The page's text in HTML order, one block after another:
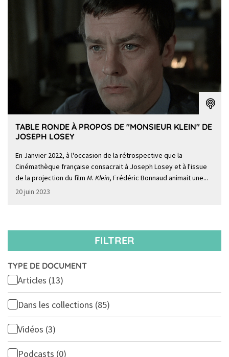
TABLE RONDE À PROPOS DE "MONSIEUR KLEIN" DE
JOSEPH LOSEY
En Janvier 2022, à l'occasion de la rétrospective que la
Cinémathèque française consacrait à Joseph Losey et à l'issue
de la projection du film M. Klein, Frédéric Bonnaud animait une...
20 juin 2023
FILTRER
TYPE DE DOCUMENT
Articles (13)
Dans les collections (85)
Vidéos (3)
Podcasts (0)